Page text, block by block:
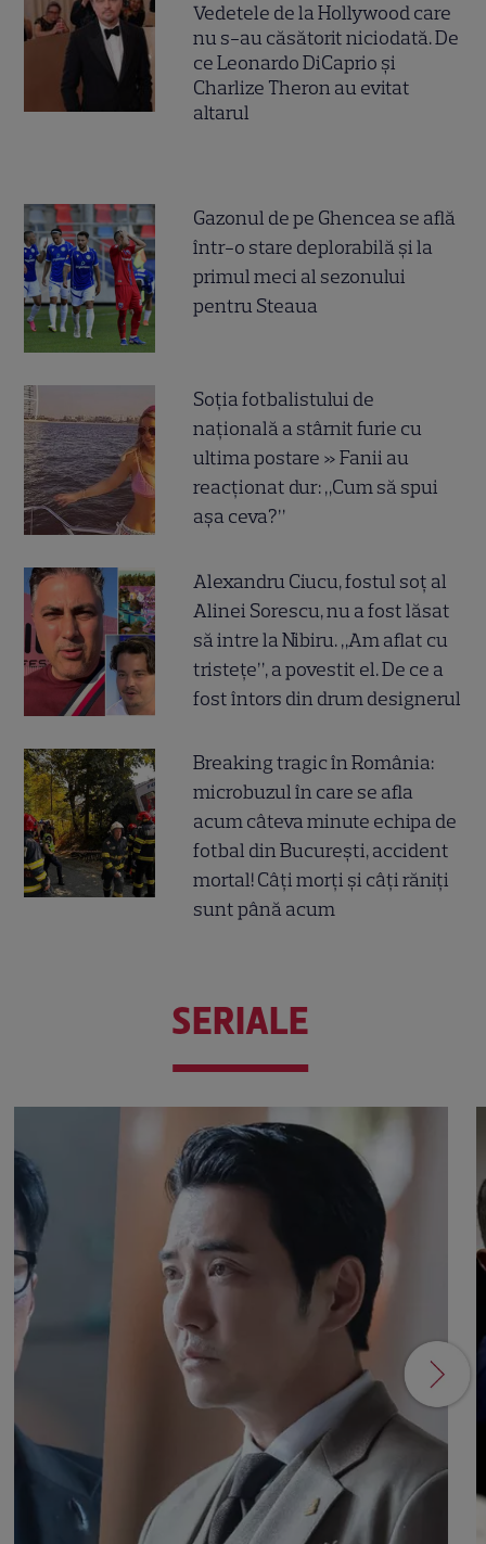
Vedetele de la Hollywood care
nu s-au căsătorit niciodată. De
ce Leonardo DiCaprio și
Charlize Theron au evitat
altarul
Gazonul de pe Ghencea se află
într-o stare deplorabilă și la
primul meci al sezonului
pentru Steaua
Soția fotbalistului de
națională a stârnit furie cu
ultima postare » Fanii au
reacționat dur: „Cum să spui
așa ceva?”
Alexandru Ciucu, fostul soț al
Alinei Sorescu, nu a fost lăsat
să intre la Nibiru. „Am aflat cu
tristețe”, a povestit el. De ce a
fost întors din drum designerul
Breaking tragic în România:
microbuzul în care se afla
acum câteva minute echipa de
fotbal din București, accident
mortal! Câți morți și câți răniți
sunt până acum
SERIALE